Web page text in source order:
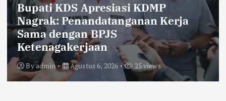
KDS Lepas Calon Paskibraka
Kabupaten Bandung 2026,
Tekankan Disiplin, Nasionalisme,
dan Integritas
Byadmin Agustus 6, 2026 20 views